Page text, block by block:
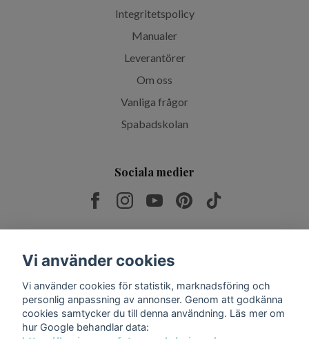
Integritetspolicy
Manualer
Leverantörer
Om oss
Vanliga frågor
Spabadskolan
Sociala medier
Prenumerera på vårt nyhetsbrev
Prenumerera
Vi använder cookies
Vi använder cookies för statistik, marknadsföring och
personlig anpassning av annonser. Genom att godkänna
cookies samtycker du till denna användning. Läs mer om
hur Google behandlar data: